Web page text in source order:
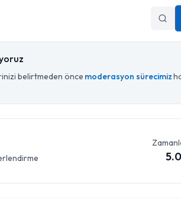
belirtmeden önce moderasyon sürecimiz
5.0